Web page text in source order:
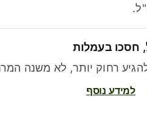
חסכו בעמלות
רחוק יותר, לא משנה
למידע נוסף